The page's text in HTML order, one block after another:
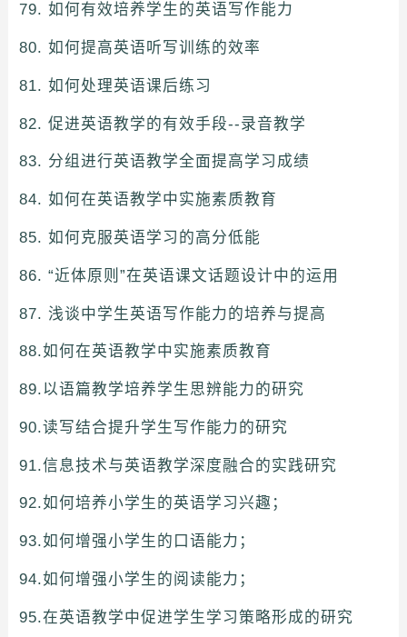
79. 如何有效培养学生的英语写作能力
80. 如何提高英语听写训练的效率
81. 如何处理英语课后练习
82. 促进英语教学的有效手段--录音教学
83. 分组进行英语教学全面提高学习成绩
84. 如何在英语教学中实施素质教育
85. 如何克服英语学习的高分低能
86. “近体原则”在英语课文话题设计中的运用
87. 浅谈中学生英语写作能力的培养与提高
88.如何在英语教学中实施素质教育
89.以语篇教学培养学生思辨能力的研究
90.读写结合提升学生写作能力的研究
91.信息技术与英语教学深度融合的实践研究
92.如何培养小学生的英语学习兴趣；
93.如何增强小学生的口语能力；
94.如何增强小学生的阅读能力；
95.在英语教学中促进学生学习策略形成的研究